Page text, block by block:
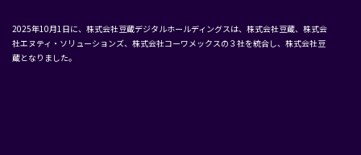
2025年10月1日に、株式会社豆蔵デジタルホールディングスは、株式会社豆蔵、株式会
社エヌティ・ソリューションズ、株式会社コーワメックスの３社を統合し、株式会社豆
蔵となりました。